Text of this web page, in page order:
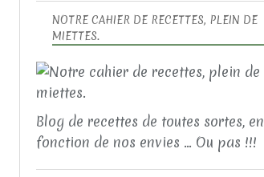
NOTRE CAHIER DE RECETTES, PLEIN DE
MIETTES.
Blog de recettes de toutes sortes, en
fonction de nos envies ... Ou pas !!!